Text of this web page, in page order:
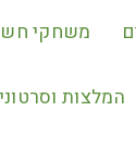
משחקי
המלצות